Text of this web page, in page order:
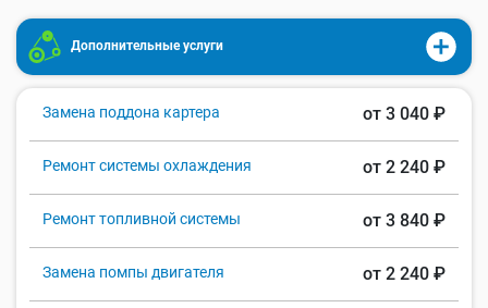
Дополнительные услуги
Замена поддона картера от 3 040 ₽
Ремонт системы охлаждения от 2 240 ₽
Ремонт топливной системы от 3 840 ₽
Замена помпы двигателя от 2 240 ₽